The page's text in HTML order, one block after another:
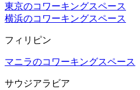
東京のコワーキングスペース
横浜のコワーキングスペース
フィリピン
マニラのコワーキングスペース
サウジアラビア